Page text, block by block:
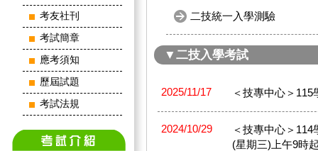
考友社刊
考試簡章
應考須知
歷屆試題
考試法規
二技統一入學測驗
▼二技入學考試
2025/11/17 ＜技專中心＞
2024/10/29
＜技專中心＞
(星期三)上午9時